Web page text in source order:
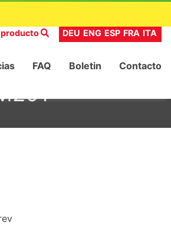
producto DEU ENG ESP FRA ITA
FAQ Boletin Contacto